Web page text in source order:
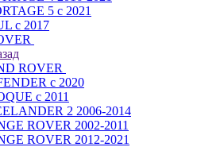
5 с 2021
с 2017
ROVER
с 2020
с 2011
2 2006-2014
ROVER 2002-2011
ROVER 2012-2021